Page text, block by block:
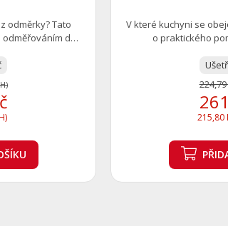
odměrky? Tato
do
V které kuchyni se
o praktického
215,80